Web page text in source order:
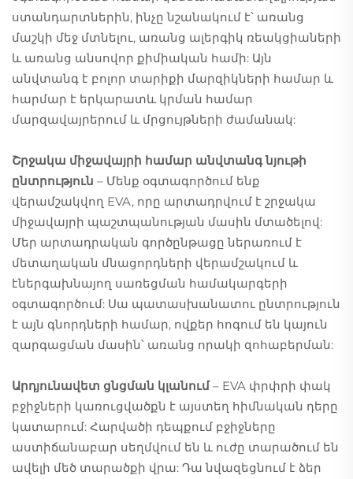
ստանդարտներին, ինչը նշանակում է՝ առանց
մաշկի մեջ մտնելու, առանց ալերգիկ ռեակցիաների
և առանց անսովոր քիմիական համի: Այն
անվտանգ է բոլոր տարիքի մարզիկների համար և
հարմար է երկարատև կրման համար
մարզավայրերում և մրցույթների ժամանակ:
Շրջակա միջավայրի համար անվտանգ նյութի
ընտրություն – Մենք օգտագործում ենք
վերամշակվող EVA, որը արտադրվում է շրջակա
միջավայրի պաշտպանության մասին մտածելով:
Մեր արտադրական գործընթացը ներառում է
մետաղական մնացորդների վերամշակում և
էներգախնայող սառեցման համակարգերի
օգտագործում: Սա պատասխանատու ընտրություն
է այն գնորդների համար, ովքեր հոգում են կայուն
զարգացման մասին՝ առանց որակի զոհաբերման:
Արդյունավետ ցնցման կլանում– EVA փրփրի փակ
բջիջների կառուցվածքն է այստեղ հիմնական դերը
կատարում: Հարվածի դեպքում բջիջները
աստիճանաբար սեղմվում են և ուժը տարածում են
ավելի մեծ տարածքի վրա: Դա նվազեցնում է ձեր